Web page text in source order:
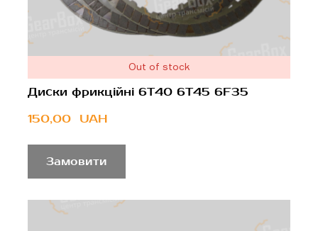
Out of stock
Диски фрикційні 6T40 6T45 6F35
150,00  UAH
Замовити